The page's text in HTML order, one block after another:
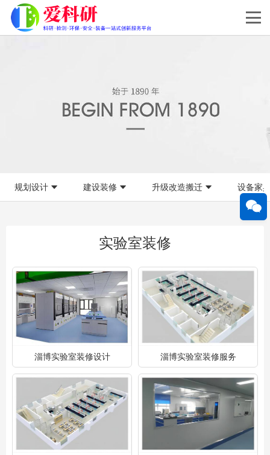
规划设计 建设装修 升级改造搬迁 设备家
实验室装修
淄博实验室装修设计 淄博实验室装修服务